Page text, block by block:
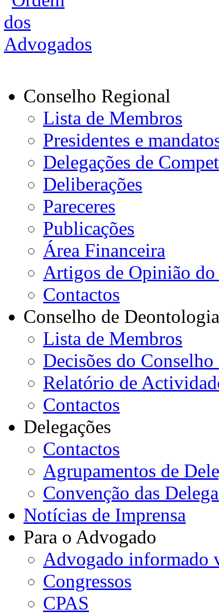
Conselho Regional
Lista de Membros
Presidentes e
Delegações de
Deliberações
Pareceres
Publicações
Área Financeira
Artigos de Opinião do
Contactos
Conselho de Deontologia
Lista de Membros
Decisões do
Relatório de
Contactos
Delegações
Contactos
Agrupamentos de
Convenção das
Notícias de Imprensa
Para o Advogado
Advogado informado
Congressos
CPAS